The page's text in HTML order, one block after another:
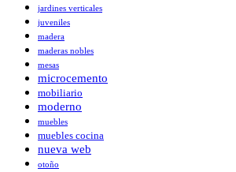
jardines verticales
juveniles
madera
maderas nobles
mesas
microcemento
mobiliario
moderno
muebles
muebles cocina
nueva web
otoño